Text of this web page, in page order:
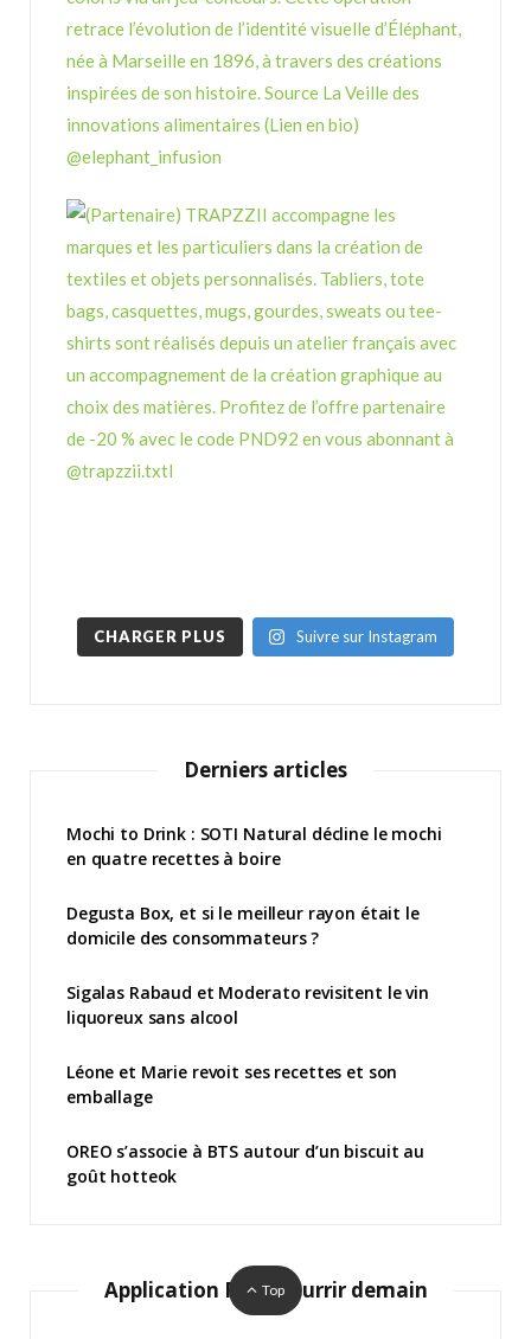
CHARGER PLUS Suivre sur Instagram
Derniers articles
Mochi to Drink : SOTI Natural décline le mochi
en quatre recettes à boire
Degusta Box, et si le meilleur rayon était le
domicile des consommateurs ?
Sigalas Rabaud et Moderato revisitent le vin
liquoreux sans alcool
Léone et Marie revoit ses recettes et son
emballage
OREO s’associe à BTS autour d’un biscuit au
goût hotteok
Application Pour nourrir demain
Top